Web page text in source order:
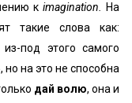
кimagination.
На
такие слова как:
под этого самого
на это не способна
дай волю, она и